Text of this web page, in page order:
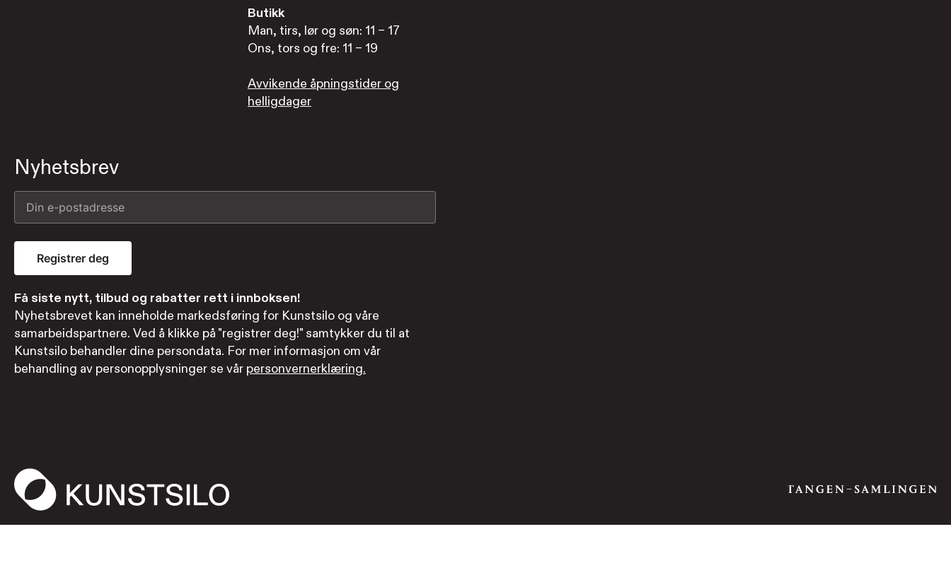
Butikk
Man, tirs, lør og søn: 11 – 17
Ons, tors og fre: 11 – 19
Avvikende åpningstider og
helligdager
Nyhetsbrev
Registrer deg
Få siste nytt, tilbud og rabatter rett i innboksen!
Nyhetsbrevet kan inneholde markedsføring for Kunstsilo og våre
samarbeidspartnere. Ved å klikke på "registrer deg!" samtykker du til at
Kunstsilo behandler dine persondata. For mer informasjon om vår
behandling av personopplysninger se vår personvernerklæring.